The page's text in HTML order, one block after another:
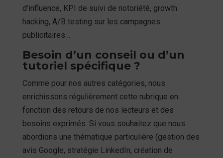
d’influence, KPI de suivi de notoriété, growth
hacking, A/B testing sur les campagnes
publicitaires…
Besoin d’un conseil ou d’un
tutoriel spécifique ?
Comme pour nos autres catégories, nous
enrichissons régulièrement cette rubrique en
fonction des retours de nos lecteurs et des
besoins exprimés. Si vous souhaitez que nous
abordions une thématique particulière (gestion des
avis Google, stratégie LinkedIn, création de